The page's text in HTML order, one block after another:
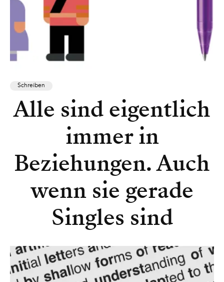
Schreiben
Alle sind eigentlich
immer in
Beziehungen. Auch
wenn sie gerade
Singles sind